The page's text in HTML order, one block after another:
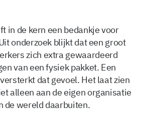
in de kern een bedankje voor
onderzoek blijkt dat een groot
zich extra gewaardeerd
van een fysiek pakket. Een
dat gevoel. Het laat zien
alleen aan de eigen organisatie
de wereld daarbuiten.